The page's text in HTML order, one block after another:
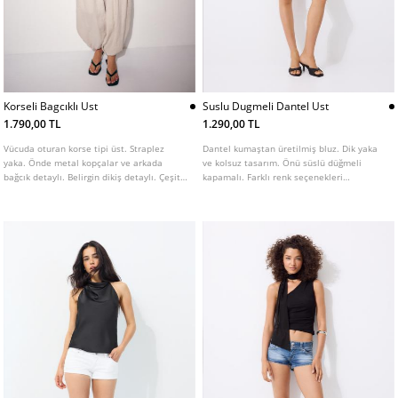
Korseli Bagcıklı Ust
1.790,00 TL
Vücuda oturan korse tipi üst. Straplez
yaka. Önde metal kopçalar ve arkada
bağcık detaylı. Belirgin dikiş detaylı. Çeşitli
Suslu Dugmeli Dantel Ust
1.290,00 TL
Dantel kumaştan üretilmiş bluz. Dik yaka
ve kolsuz tasarım. Önü süslü düğmeli
kapamalı. Farklı renk seçenekleri